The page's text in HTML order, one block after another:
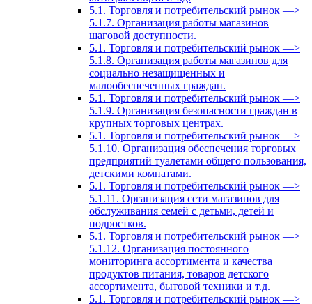
5.1. Торговля и потребительский рынок —>
5.1.7. Организация работы магазинов
шаговой доступности.
5.1. Торговля и потребительский рынок —>
5.1.8. Организация работы магазинов для
социально незащищенных и
малообеспеченных граждан.
5.1. Торговля и потребительский рынок —>
5.1.9. Организация безопасности граждан в
крупных торговых центрах.
5.1. Торговля и потребительский рынок —>
5.1.10. Организация обеспечения торговых
предприятий туалетами общего пользования,
детскими комнатами.
5.1. Торговля и потребительский рынок —>
5.1.11. Организация сети магазинов для
обслуживания семей с детьми, детей и
подростков.
5.1. Торговля и потребительский рынок —>
5.1.12. Организация постоянного
мониторинга ассортимента и качества
продуктов питания, товаров детского
ассортимента, бытовой техники и т.д.
5.1. Торговля и потребительский рынок —>